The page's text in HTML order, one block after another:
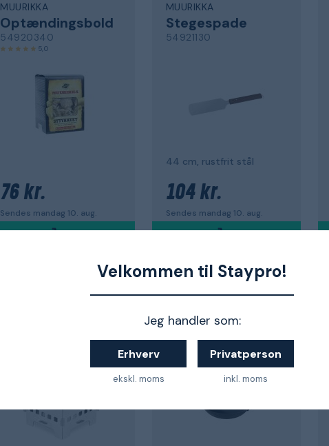
Velkommen til Staypro!
Jeg handler som:
Erhverv
ekskl. moms
Privatperson
inkl. moms
MUURIKKA
Optændingsbold
54920340
5,0
76 kr.
Sendes mandag 10. aug.
MUURIKKA
Stegespade
54921130
44 cm, rustfrit stål
104 kr.
Sendes mandag 10. aug.
MUURIKKA
Stegepande
54520080
4,2